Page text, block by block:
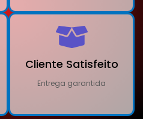
Cliente Satisfeito
Entrega garantida